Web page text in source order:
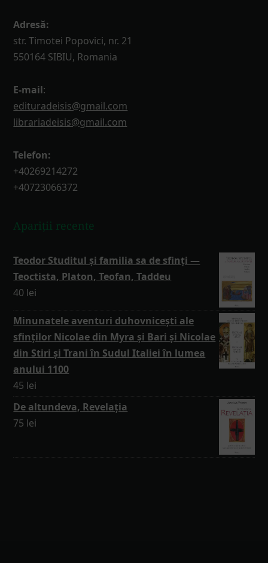
Adresă:
str. Timotei Popovici, nr. 21
550164 SIBIU, Romania
E-mail:
edituradeisis@gmail.com
librariadeisis@gmail.com
Telefon:
+40269214272
+40723066372
Apariții recente
Teodor Studitul și familia sa de sfinți —
Teoctista, Platon, Teofan, Taddeu
40 lei
Minunatele aventuri duhovnicești ale
sfinților Nicolae din Myra și Bari și Nicolae
din Stiri și Trani în Sudul Italiei în lumea
anului 1100
45 lei
De altundeva, Revelația
75 lei